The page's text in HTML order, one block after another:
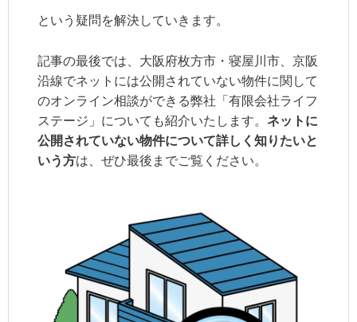
という疑問を解決していきます。
記事の最後では、大阪府枚方市・寝屋川市、京阪
沿線でネットには公開されていない物件に関して
のオンライン相談ができる弊社「有限会社ライフ
ステージ」についても紹介いたします。 ネットに
公開されていない物件について詳しく知りたいと
いう方は、ぜひ最後までご覧ください。